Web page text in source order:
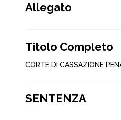
Allegato
Titolo Completo
CORTE DI CASSAZIONE
SENTENZA